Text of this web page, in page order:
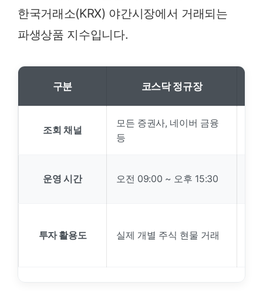
한국거래소(KRX) 야간시장에서 거래되는
파생상품 지수입니다.
구분 코스닥 정규장
조회 채널
모든 증권사, 네이버 금융
등
운영 시간 오전 09:00 ~ 오후 15:30
투자 활용도 실제 개별 주식 현물 거래